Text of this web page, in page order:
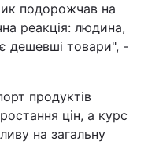
подорожчав на
реакція: людина,
дешевші товари", -
продуктів
цін, а курс
на загальну